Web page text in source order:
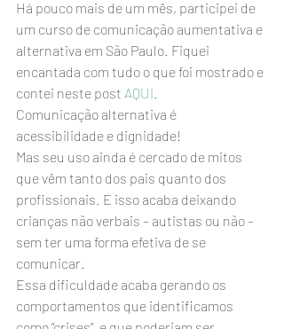
Há pouco mais de um mês, participei de
um curso de comunicação aumentativa e
alternativa em São Paulo. Fiquei
encantada com tudo o que foi mostrado e
contei neste post AQUI
Comunicação alternativa é
acessibilidade e dignidade!
Mas seu uso ainda é cercado de mitos
que vêm tanto dos pais quanto dos
profissionais. E isso acaba deixando
crianças não verbais – autistas ou não –
sem ter uma forma efetiva de se
comunicar.
Essa dificuldade acaba gerando os
comportamentos que identificamos